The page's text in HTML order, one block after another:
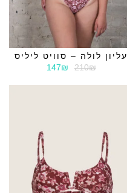
עליון לולה – סוויט ליליס
210₪
147₪